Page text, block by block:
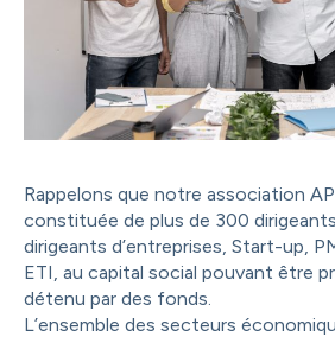
Rappelons que notre association
constituée de plus de 300
dirigeants d’entreprises, Start-up,
ETI, au capital social pouvant être
détenu par des fonds.
L’ensemble des secteurs